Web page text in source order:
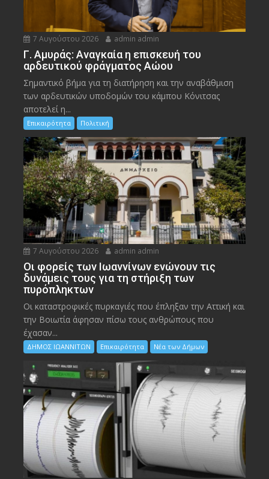
7 Αυγούστου 2026 admin admin
Γ. Αμυράς: Αναγκαία η επισκευή του
αρδευτικού φράγματος Αώου
Σημαντικό βήμα για τη διατήρηση και την αναβάθμιση
των αρδευτικών υποδομών του κάμπου Κόνιτσας
αποτελεί η...
Επικαιρότητα Πολιτική
7 Αυγούστου 2026 admin admin
Οι φορείς των Ιωαννίνων ενώνουν τις
δυνάμεις τους για τη στήριξη των
πυρόπληκτων
Οι καταστροφικές πυρκαγιές που έπληξαν την Αττική και
την Bοιωτία άφησαν πίσω τους ανθρώπους που
έχασαν...
ΔΗΜΟΣ ΙΩΑΝΝΙΤΩΝ Επικαιρότητα Νέα των Δήμων